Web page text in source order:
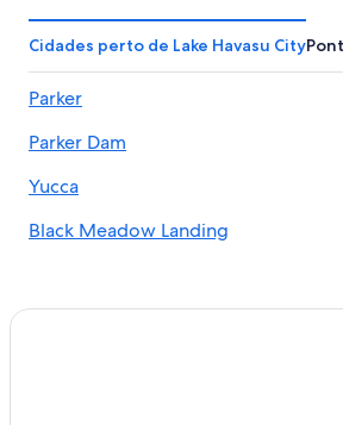
Cidades perto de Lake Havasu City
Parker
Parker Dam
Yucca
Black Meadow Landing